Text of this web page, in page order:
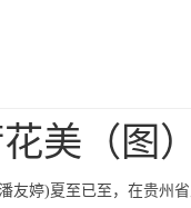
美（图
友婷)夏至已至，在贵州